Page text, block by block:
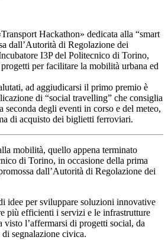
Hackathon» dedicata alla “smart
dall’Autorità di Regolazione dei
I3P del Politecnico di Torino,
per facilitare la mobilità urbana ed
ad aggiudicarsi il primo premio è
di “social travelling” che consiglia
seconda degli eventi in corso e del meteo,
di acquisto dei biglietti ferroviari.
mobilità, quello appena terminato
di Torino, in occasione della prima
dall’Autorità di Regolazione dei
idee per sviluppare soluzioni innovative
più efficienti i servizi e le infrastrutture
visto l’affermarsi di progetti social, da
segnalazione civica.